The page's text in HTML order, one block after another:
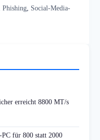
Phishing Social-Media-
erreicht 8800 MT/s
für 800 statt 2000